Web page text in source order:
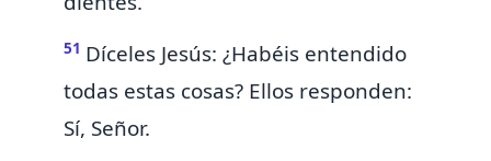
51 Díceles Jesús: ¿Habéis entendido
todas estas cosas? Ellos responden:
Sí, Señor.